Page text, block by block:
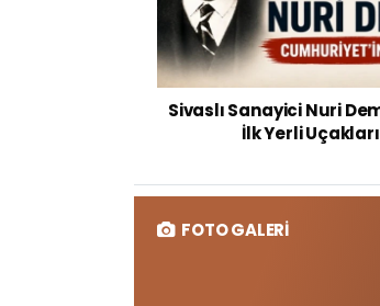
Sivaslı Sanayici Nuri
İlk Yerli
FOTO GALERİ